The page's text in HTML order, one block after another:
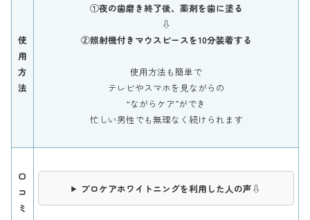
使
用
方
法
①夜の歯磨き終了後、薬剤を歯に塗る
⇩
②照射機付きマウスピースを10分装着する
使用方法も簡単で
テレビやスマホを見ながらの
“ながらケア”ができ
忙しい男性でも無理なく続けられます
口
コ
ミ
プロケアホワイトニングを利用した人の声⇩